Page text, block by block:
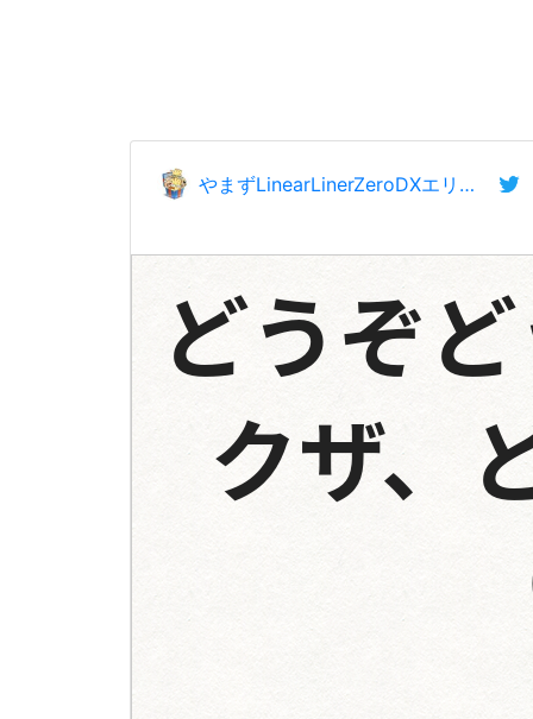
やまずLinearLinerZeroDXエリントシーカー、歴史新ワード:だいねん、字音広告創設🍧
どうぞ
クザ、